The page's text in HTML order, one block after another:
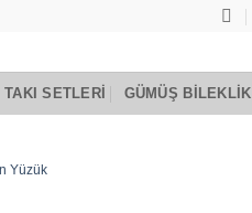
TAKI SETLERI GÜMÜŞ BILEKLIK